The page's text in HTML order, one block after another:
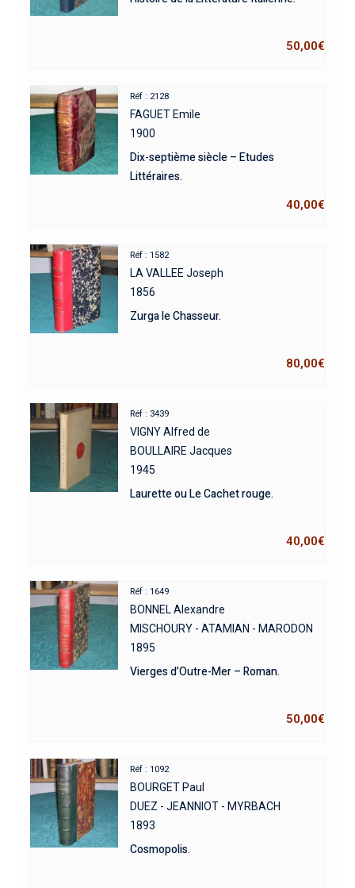
50,00€
Réf : 2128
FAGUET Emile
1900
Dix-septième siècle – Etudes
Littéraires.
40,00€
Réf : 1582
LA VALLEE Joseph
1856
Zurga le Chasseur.
80,00€
Réf : 3439
VIGNY Alfred de
BOULLAIRE Jacques
1945
Laurette ou Le Cachet rouge.
40,00€
Réf : 1649
BONNEL Alexandre
MISCHOURY - ATAMIAN - MARODON
1895
Vierges d’Outre-Mer – Roman.
50,00€
Réf : 1092
BOURGET Paul
DUEZ - JEANNIOT - MYRBACH
1893
Cosmopolis.